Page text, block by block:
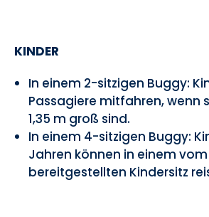
KINDER
In einem 2-sitzigen Buggy:
Passagiere mitfahren, wenn
1,35 m groß sind.
In einem 4-sitzigen Buggy:
Jahren können in einem
bereitgestellten Kindersitz